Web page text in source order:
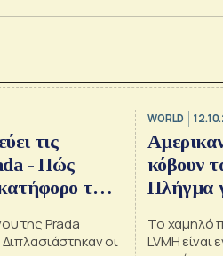
τις
- Πώς
των
της Prada
οι
WORLD
κόβουν
Πλήγμα
Το χαμηλό
LVMH είναι